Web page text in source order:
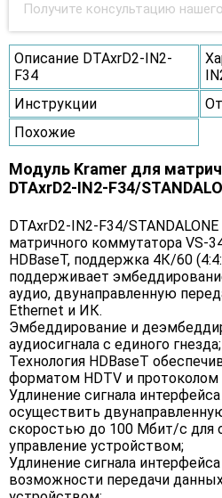
Получите консультацию
Описание DTAxrD2-IN2-
F34
Инструкции
Похожие
Модуль Kramer для
DTAxrD2-IN2-F34/
DTAxrD2-IN2-F34/
матричного коммутатора VS-
HDBaseT, поддержка 4К/60
поддерживает
аудио, двунаправленную
Ethernet и ИК.
Эмбеддирование и
аудиосигнала с единого гнезда;
Технология HDBaseT
форматом HDTV и протоколом
Удлинение сигнала
осуществить
скоростью до 100 Мбит/с
управление устройством;
Удлинение сигнала
возможности передачи